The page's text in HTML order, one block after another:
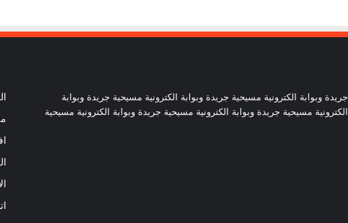
ورسالة الفرح والخدمة
ترسيخ الرجاء.. وخدمة الفقراء ومواكبة
تحديات الذكاء الاصطناعي
جريدة وبوابة الكترونية مسيحية جريدة وبوابة الكترونية مسيحية جريدة وبوابة
الكترونية مسيحية جريدة وبوابة الكترونية مسيحية جريدة وبوابة الكترونية مسيحية